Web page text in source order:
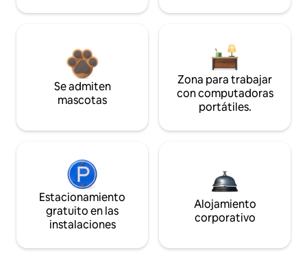
Se admiten
mascotas
Zona para trabajar
con computadoras
portátiles.
Estacionamiento
gratuito en las
instalaciones
Alojamiento
corporativo